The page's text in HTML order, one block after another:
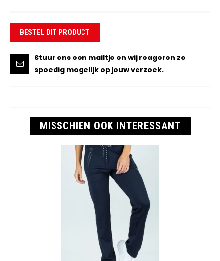
BESTEL DIT PRODUCT
Stuur ons een mailtje en wij reageren zo
spoedig mogelijk op jouw verzoek.
MISSCHIEN OOK INTERESSANT